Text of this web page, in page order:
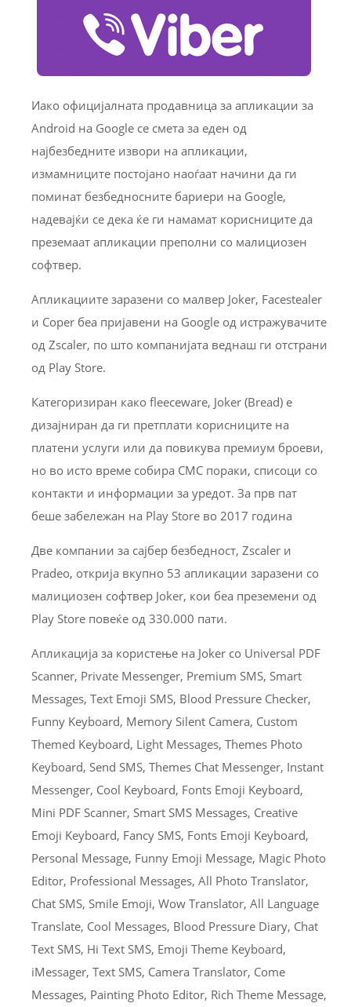
Иако официјалната продавница за апликации за
Android на Google се смета за еден од
најбезбедните извори на апликации,
измамниците постојано наоѓаат начини да ги
поминат безбедносните бариери на Google,
надевајќи се дека ќе ги намамат корисниците да
преземаат апликации преполни со малициозен
софтвер.
Апликациите заразени со малвер Joker, Facestealer
и Coper беа пријавени на Google од истражувачите
од Zscaler, по што компанијата веднаш ги отстрани
од Play Store.
Категоризиран како fleeceware, Joker (Bread) е
дизајниран да ги претплати корисниците на
платени услуги или да повикува премиум броеви,
но во исто време собира СМС пораки, списоци со
контакти и информации за уредот. За прв пат
беше забележан на Play Store во 2017 година
Две компании за сајбер безбедност, Zscaler и
Pradeo, открија вкупно 53 апликации заразени со
малициозен софтвер Joker, кои беа преземени од
Play Store повеќе од 330.000 пати.
Апликација за користење на Joker со Universal PDF
Scanner, Private Messenger, Premium SMS, Smart
Messages, Text Emoji SMS, Blood Pressure Checker,
Funny Keyboard, Memory Silent Camera, Custom
Themed Keyboard, Light Messages, Themes Photo
Keyboard, Send SMS, Themes Chat Messenger, Instant
Messenger, Cool Keyboard, Fonts Emoji Keyboard,
Mini PDF Scanner, Smart SMS Messages, Creative
Emoji Keyboard, Fancy SMS, Fonts Emoji Keyboard,
Personal Message, Funny Emoji Message, Magic Photo
Editor, Professional Messages, All Photo Translator,
Chat SMS, Smile Emoji, Wow Translator, All Language
Translate, Cool Messages, Blood Pressure Diary, Chat
Text SMS, Hi Text SMS, Emoji Theme Keyboard,
iMessager, Text SMS, Camera Translator, Come
Messages, Painting Photo Editor, Rich Theme Message,